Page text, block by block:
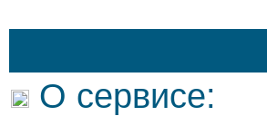
О сервисе: